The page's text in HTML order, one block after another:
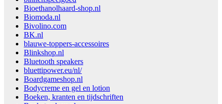
Bioethanolhaard-shop.nl
Biomoda.nl
Bivolino.com
BK.nl
blauwe-toppers-accessoires
Blinkshop.nl
Bluetooth speakers
bluettipower.eu/nl/
Boardgameshop.nl
Bodycreme en gel en lotion
Boeken, kranten en tijdschriften